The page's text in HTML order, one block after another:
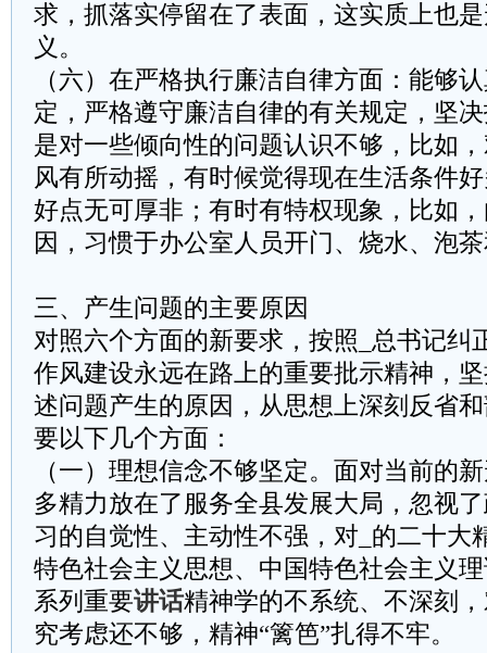
求，抓落实停留在了表面，这实质上也
义。
（六）在严格执行廉洁自律方面：能够
定，严格遵守廉洁自律的有关规定，坚
是对一些倾向性的问题认识不够，比如
风有所动摇，有时候觉得现在生活条件
好点无可厚非；有时有特权现象，比如
因，习惯于办公室人员开门、烧水、泡
三、产生问题的主要原因
对照六个方面的新要求，按照_总书记纠
作风建设永远在路上的重要批示精神，
述问题产生的原因，从思想上深刻反省
要以下几个方面：
（一）理想信念不够坚定。面对当前的
多精力放在了服务全县发展大局，忽视
习的自觉性、主动性不强，对_的二十大
特色社会主义思想、中国特色社会主义
系列重要讲话精神学的不系统、不深刻
究考虑还不够，精神“篱笆”扎得不牢。